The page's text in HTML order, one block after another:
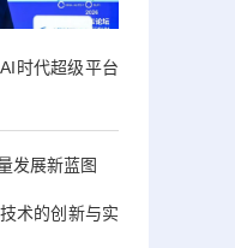
时代超级平台
发展新蓝图
术的创新与实